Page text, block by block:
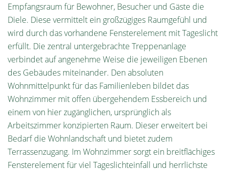
Empfangsraum für Bewohner, Besucher und Gäste die
Diele. Diese vermittelt ein großzügiges Raumgefühl und
wird durch das vorhandene Fensterelement mit Tageslicht
erfüllt. Die zentral untergebrachte Treppenanlage
verbindet auf angenehme Weise die jeweiligen Ebenen
des Gebäudes miteinander. Den absoluten
Wohnmittelpunkt für das Familienleben bildet das
Wohnzimmer mit offen übergehendem Essbereich und
einem von hier zugänglichen, ursprünglich als
Arbeitszimmer konzipierten Raum. Dieser erweitert bei
Bedarf die Wohnlandschaft und bietet zudem
Terrassenzugang. Im Wohnzimmer sorgt ein breitflächiges
Fensterelement für viel Tageslichteinfall und herrlichste